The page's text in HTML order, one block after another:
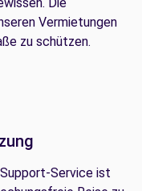
Vermietungen
zu schützen.
Service ist